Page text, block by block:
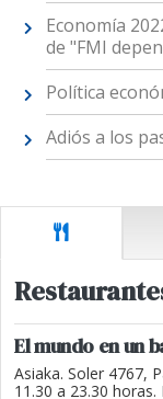
Economía
de "FMI
Política
Adiós a los
El mundo en un
Asiaka. Soler 4767,
11.30 a 23.30